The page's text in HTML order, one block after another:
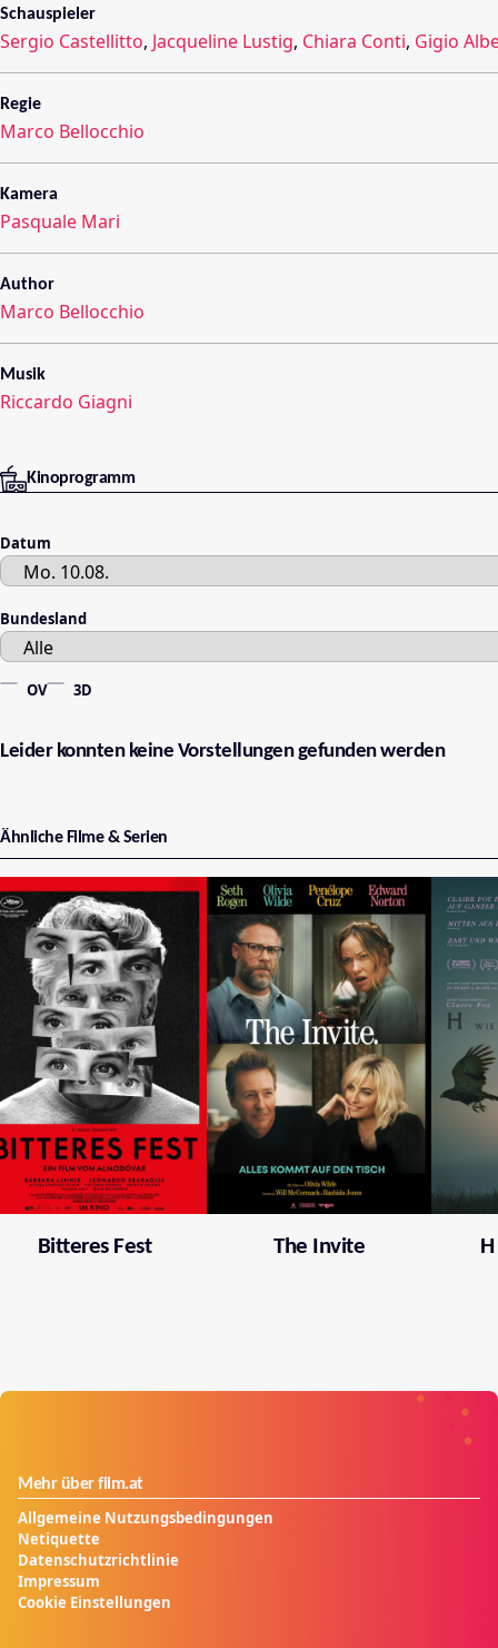
Schauspieler
Sergio Castellitto, Jacqueline Lustig, Chiara Conti, Gigio
Regie
Marco Bellocchio
Kamera
Pasquale Mari
Author
Marco Bellocchio
Musik
Riccardo Giagni
Kinoprogramm
Datum
Bundesland
OV 3D
Leider konnten keine Vorstellungen gefunden werden
Ähnliche Filme & Serien
Bitteres Fest The Invite
Mehr über film.at
Allgemeine Nutzungsbedingungen
Netiquette
Datenschutzrichtlinie
Impressum
Cookie Einstellungen